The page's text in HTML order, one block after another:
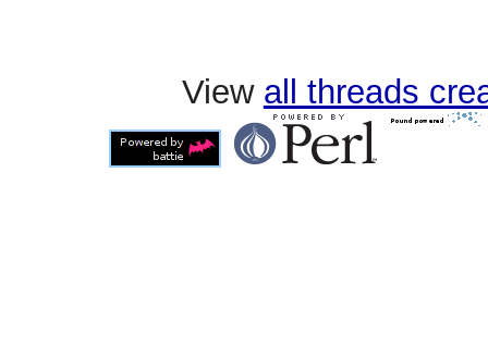
View all threads